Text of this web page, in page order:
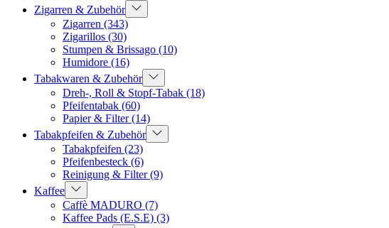
Zigarren & Zubehör
Zigarren (343)
Zigarillos (30)
Stumpen & Brissago (10)
Humidore (16)
Tabakwaren & Zubehör
Dreh-, Roll & Stopf-Tabak (18)
Pfeifentabak (60)
Papier & Filter(14)
Tabakpfeifen & Zubehör
Tabakpfeifen (23)
Pfeifenbesteck (6)
Reinigung & Filter(9)
Kaffee
Caffè MADURO (7)
Kaffee Pads (E.S.E) (3)